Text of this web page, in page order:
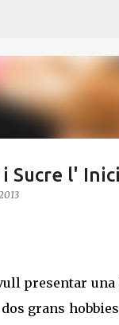
i Sucre l'
presentar
dos grans